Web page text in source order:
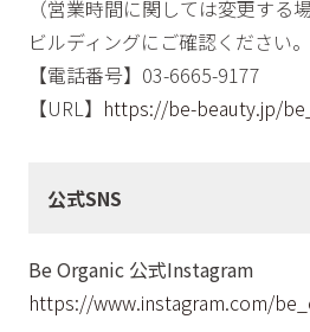
（営業時間に関しては変更する
ビルディングにご確認ください。
【電話番号】03-6665-9177
【URL】 https://be-beauty.jp/
公式SNS
Be Organic 公式Instagram
https://www.instagram.com/